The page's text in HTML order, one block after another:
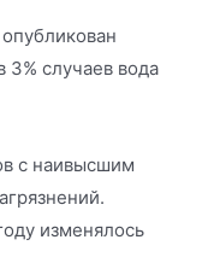
случаев вода
с наивысшим
изменялось